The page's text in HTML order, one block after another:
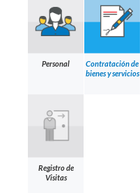
Personal
Contratación de
bienes y servicios
Registro de
Visitas